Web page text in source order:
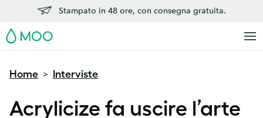
Stampato in 48 ore, con consegna gratuita.
MOO
Home > Interviste
Acrylicize fa uscire l’arte